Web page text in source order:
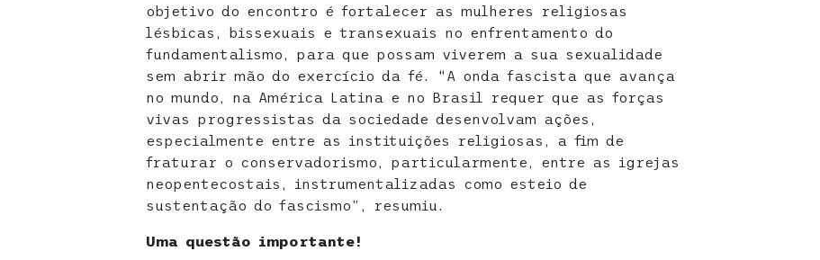
objetivo do encontro é fortalecer as mulheres religiosas
lésbicas, bissexuais e transexuais no enfrentamento do
fundamentalismo, para que possam viverem a sua sexualidade
sem abrir mão do exercício da fé. “A onda fascista que avança
no mundo, na América Latina e no Brasil requer que as forças
vivas progressistas da sociedade desenvolvam ações,
especialmente entre as instituições religiosas, a fim de
fraturar o conservadorismo, particularmente, entre as igrejas
neopentecostais, instrumentalizadas como esteio de
sustentação do fascismo”, resumiu.
Uma questão importante!